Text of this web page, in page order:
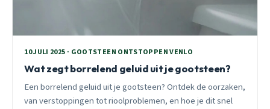
10 JULI 2025 · GOOTSTEEN ONTSTOPPEN VENLO
Wat zegt borrelend geluid uit je gootsteen?
Een borrelend geluid uit je gootsteen? Ontdek de oorzaken,
van verstoppingen tot rioolproblemen, en hoe je dit snel